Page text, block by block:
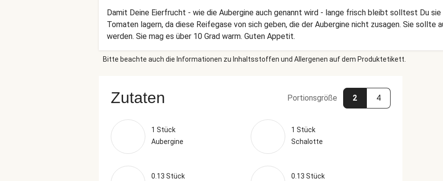
Damit Deine Eierfrucht - wie die Aubergine auch genannt wird - lange frisch bleibt solltest Du
Tomaten lagern, da diese Reifegase von sich geben, die der Aubergine nicht zusagen. Sie sollte
werden. Sie mag es über 10 Grad warm. Guten Appetit.
Bitte beachte auch die Informationen zu Inhaltsstoffen und Allergenen auf dem Produktetikett.
Zutaten Portionsgröße 2 4
1 Stück
Aubergine
1 Stück
Schalotte
0.13 Stück
0.13 Stück